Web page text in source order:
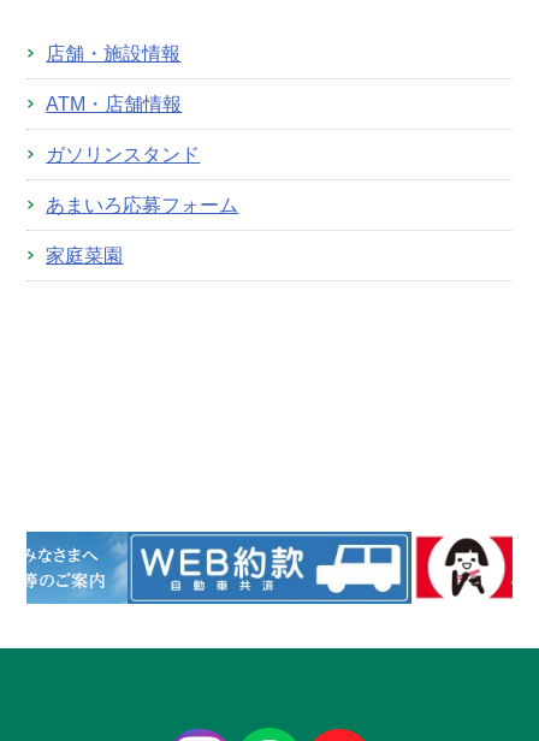
店舗・施設情報
ATM・店舗情報
ガソリンスタンド
あまいろ応募フォーム
家庭菜園